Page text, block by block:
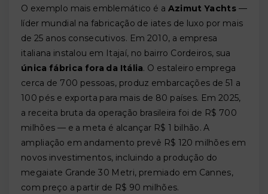
O exemplo mais emblemático é a Azimut Yachts—
líder mundial na fabricação de iates de luxo por mais
de 25 anos consecutivos. Em 2010, a empresa
italiana instalou em Itajaí, no bairro Cordeiros, sua
única fábrica fora da Itália. O estaleiro emprega
cerca de 700 pessoas, produz embarcações de 51 a
100 pés e exporta para mais de 80 países. Em 2025,
a receita bruta da operação brasileira foi de R$ 700
milhões — e a meta é alcançar R$ 1 bilhão. A
ampliação em andamento prevê R$ 120 milhões em
novos investimentos, incluindo a produção do
megaiate Grande 30 Metri, premiado em Cannes,
com preço a partir de R$ 90 milhões.